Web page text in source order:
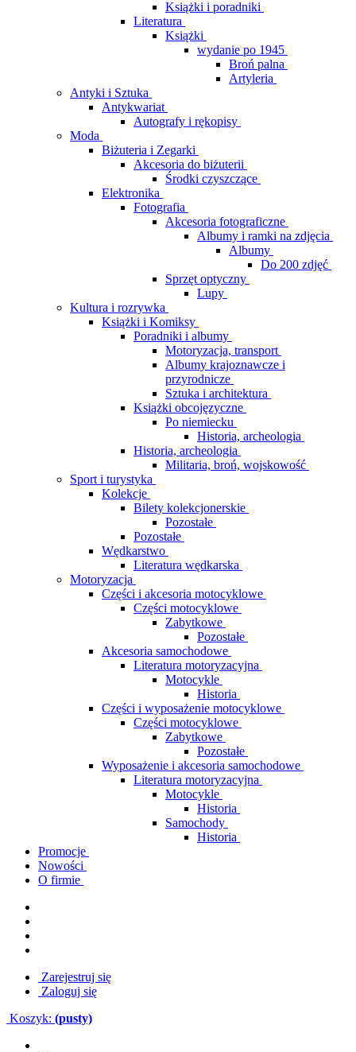
Książki i poradniki
Literatura
Książki
wydanie po 1945
Broń palna
Artyleria
Antyki i Sztuka
Antykwariat
Autografy i rękopisy
Moda
Biżuteria i Zegarki
Akcesoria do biżuterii
Środki czyszczące
Elektronika
Fotografia
Akcesoria fotograficzne
Albumy i ramki na zdjęcia
Albumy
Do 200 zdjęć
Sprzęt optyczny
Lupy
Kultura i rozrywka
Książki i Komiksy
Poradniki i albumy
Motoryzacja, transport
Albumy krajoznawcze i
przyrodnicze
Sztuka i architektura
Książki obcojęzyczne
Po niemiecku
Historia, archeologia
Historia, archeologia
Militaria, broń, wojskowość
Sport i turystyka
Kolekcje
Bilety kolekcjonerskie
Pozostałe
Pozostałe
Wędkarstwo
Literatura wędkarska
Motoryzacja
Części i akcesoria motocyklowe
Części motocyklowe
Zabytkowe
Pozostałe
Akcesoria samochodowe
Literatura motoryzacyjna
Motocykle
Historia
Części i wyposażenie motocyklowe
Części motocyklowe
Zabytkowe
Pozostałe
Wyposażenie i akcesoria samochodowe
Literatura motoryzacyjna
Motocykle
Historia
Samochody
Historia
Promocje
Nowości
O firmie
Zarejestruj się
Zaloguj się
Koszyk: (pusty)